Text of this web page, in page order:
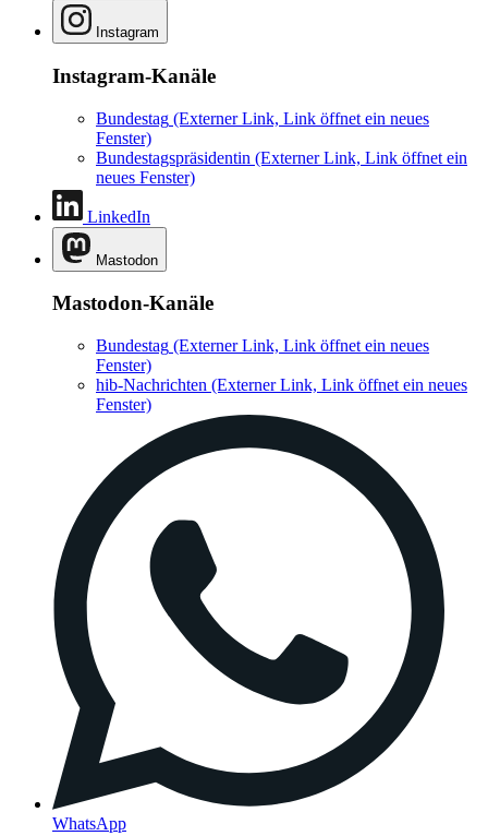
Instagram
Instagram-Kanäle
Bundestag (Externer Link, Link öffnet ein neues
Fenster)
Bundestagspräsidentin (Externer Link, Link öffnet ein
neues Fenster)
LinkedIn
Mastodon
Mastodon-Kanäle
Bundestag (Externer Link, Link öffnet ein neues
Fenster)
hib-Nachrichten (Externer Link, Link öffnet ein neues
Fenster)
WhatsApp